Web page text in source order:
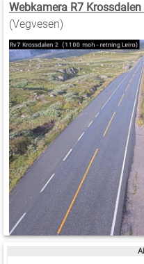
Webkamera R7
(Vegvesen)